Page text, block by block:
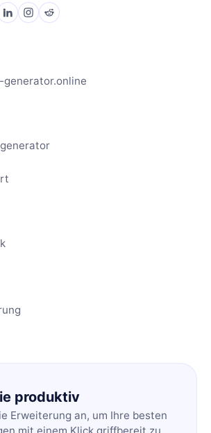
produktiv
Erweiterung an, um Ihre besten